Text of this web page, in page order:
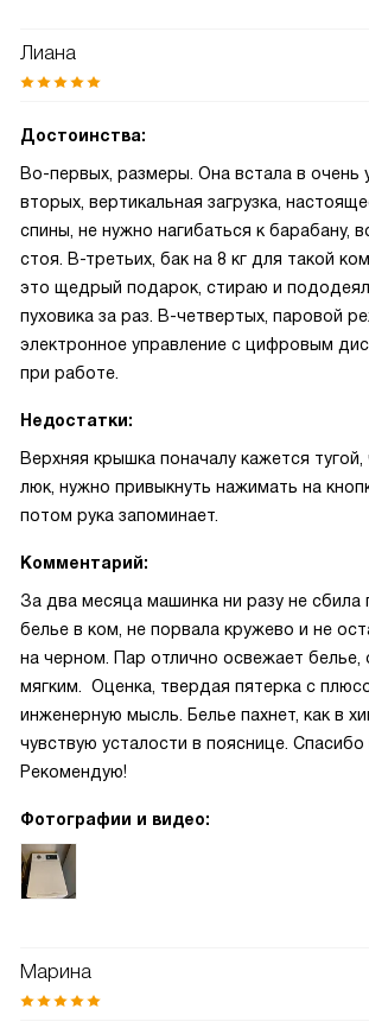
Лиана
Достоинства:
Во-первых, размеры. Она встала в очень
вторых, вертикальная загрузка,
спины, не нужно нагибаться к барабану,
стоя. В-третьих, бак на 8 кг для такой
это щедрый подарок, стираю и
пуховика за раз. В-четвертых, паровой
электронное управление с цифровым
при работе.
Недостатки:
Верхняя крышка поначалу кажется
люк, нужно привыкнуть нажимать на
потом рука запоминает.
Комментарий:
За два месяца машинка ни разу не сбила
белье в ком, не порвала кружево и не
на черном. Пар отлично освежает белье,
мягким. Оценка, твердая пятерка с
инженерную мысль. Белье пахнет, как в
чувствую усталости в пояснице.
Рекомендую!
Фотографии и видео:
Марина